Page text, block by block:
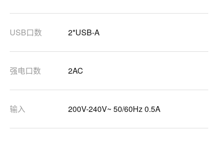
USB口数 2*USB-A
强电口数 2AC
输入 200V-240V~ 50/60Hz 0.5A